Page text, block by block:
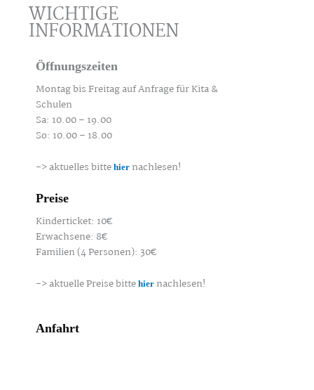
WICHTIGE
INFORMATIONEN
Öffnungszeiten
Montag bis Freitag auf Anfrage für Kita &
Schulen
Sa: 10.00 – 19.00
So: 10.00 – 18.00
-> aktuelles bittehier nachlesen!
Preise
Kinderticket: 10€
Erwachsene: 8€
Familien (4 Personen): 30€
-> aktuelle Preise bittehier nachlesen!
Anfahrt